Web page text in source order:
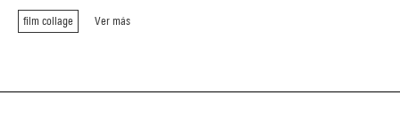
film collage Ver más